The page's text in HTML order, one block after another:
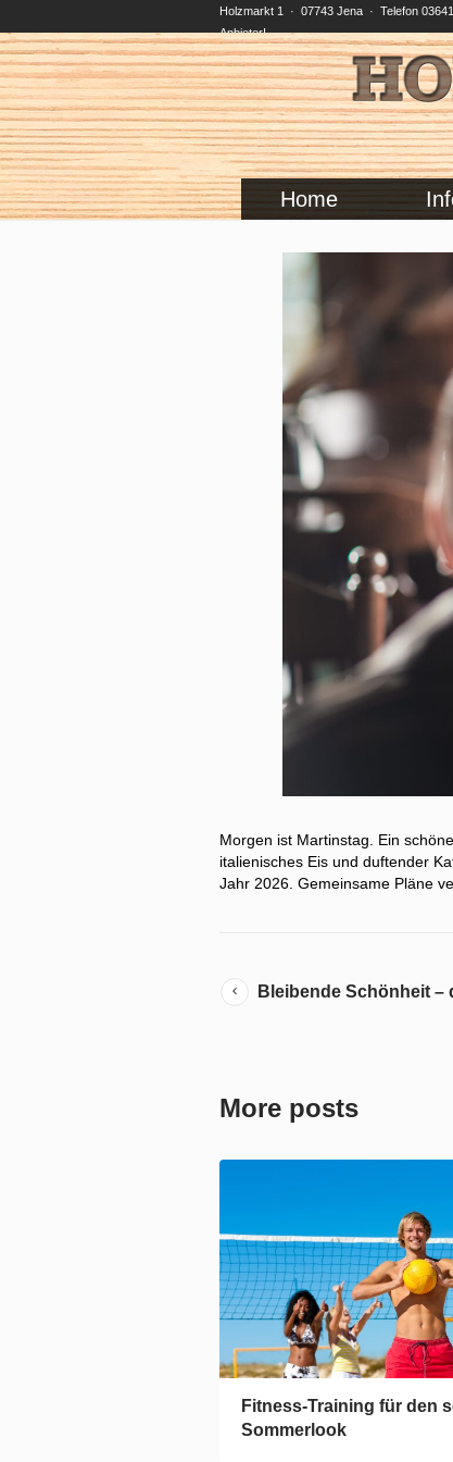
Holzmarkt 1 · 07743 Jena · Telefon
Anbieter!
Home
Morgen ist Martinstag. Ein
italienisches Eis und duftender
Jahr 2026. Gemeinsame Pläne
Bleibende Schönheit
More posts
Fitness-Training für den
Sommerlook